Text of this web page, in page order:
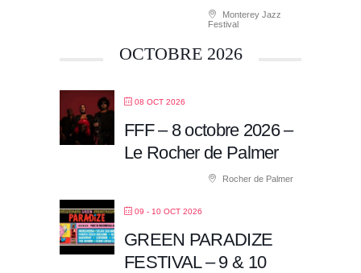
Monterey Jazz
Festival
OCTOBRE 2026
08 OCT 2026
FFF – 8 octobre 2026 –
Le Rocher de Palmer
Rocher de Palmer
09 - 10 OCT 2026
GREEN PARADIZE
FESTIVAL – 9 & 10